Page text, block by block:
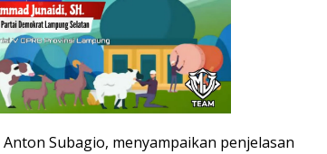
Anton Subagio, menyampaikan penjelasan